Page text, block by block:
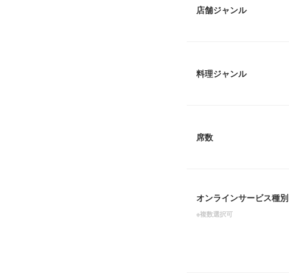
店舗ジャンル
料理ジャンル
席数
オンラインサービス種別
※複数選択可